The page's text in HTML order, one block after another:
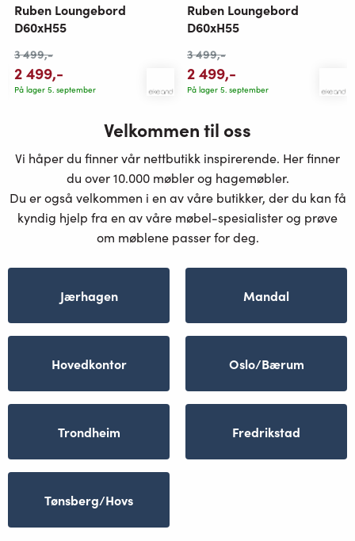
Ruben Loungebord
D60xH55
3 499,-
2 499,-
På lager 5. september
Ruben Loungebord
D60xH55
3 499,-
2 499,-
På lager 5. september
Velkommen til oss
Vi håper du finner vår nettbutikk inspirerende. Her finner
du over 10.000 møbler og hagemøbler.
Du er også velkommen i en av våre butikker, der du kan få
kyndig hjelp fra en av våre møbel-spesialister og prøve
om møblene passer for deg.
Jærhagen Mandal
Hovedkontor Oslo/Bærum
Trondheim Fredrikstad
Tønsberg/Hovs